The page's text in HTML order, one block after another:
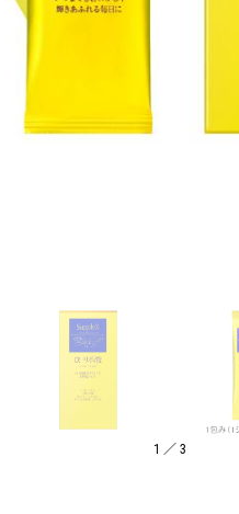
1 ／ 3